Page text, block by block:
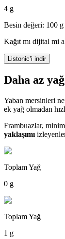
4 g
Besin değeri: 100
Kağıt mı dijital mi
Listonic’i indir
Daha az
Yaban mersinleri
ek yağ olmadan
Frambuazlar,
yaklaşımı
Toplam Yağ
0 g
Toplam Yağ
1 g